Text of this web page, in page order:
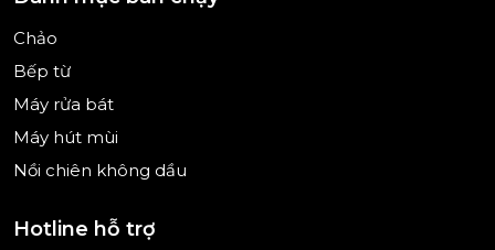
ngay cả kính và các vật dụng bằng nhựa.
Nửa tải: rút ngắn thời gian rửa tới 50% với số lượng
chén bát ít.
Nhẹ nhàng: Chương trình làm sạch bát đĩa nhạy
cảm với nhiệt độ thấp và ít bẩn.
nhiệt độ, làm sạch cao hơn và rửa trước kỹ lưỡng.
Chảo
Bếp từ
Máy rửa bát
Máy hút mùi
Nồi chiên không dầu
Hotline hỗ trợ